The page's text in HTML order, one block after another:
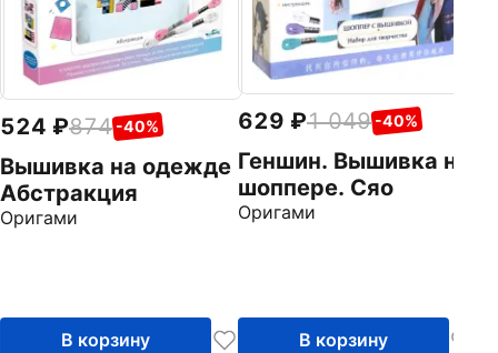
524 874 -40%
Вышивка на одежде
Абстракция
Оригами
В корзину
629 1 049 -40%
Геншин. Вышивка на
шоппере. Сяо
Оригами
В корзину